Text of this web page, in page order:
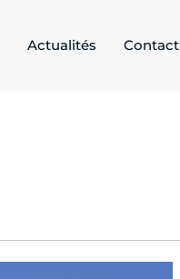
Actualités Contact